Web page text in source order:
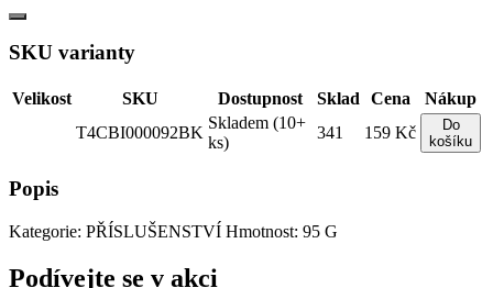
SKU varianty
Velikost SKU Dostupnost Sklad Cena
Nákup
T4CBI000092BK
Skladem (10+
ks)
341 159 Kč
Do
košíku
Popis
Kategorie: PŘÍSLUŠENSTVÍ Hmotnost: 95 G
Podívejte se v akci